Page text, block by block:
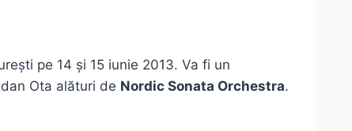
pe 14 și 15 iunie 2013. Va fi un
Ota alături de Nordic Sonata Orchestra.